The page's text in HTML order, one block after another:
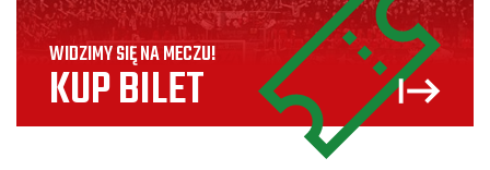
WIDZIMY SIĘ NA MECZU!
KUP BILET